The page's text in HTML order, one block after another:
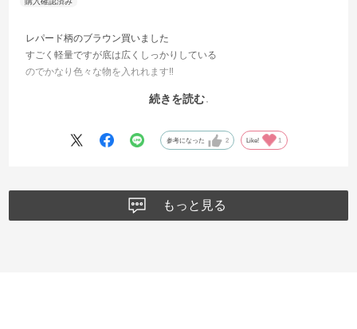
レパード柄のブラウン買いました
すごく軽量ですが底は広くしっかりしている
のでかなり色々な物を入れれます‼️
細かい物も収め易いですね🤗
ほんと実用的でおしゃれなバックですよ🤩
続きを読む
参考になった 2 Like! 1
もっと見る